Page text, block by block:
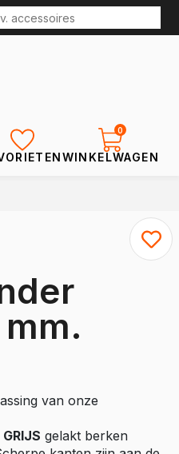
0
WINKELWAGEN
Express
Trafic
Trafic E-Tech
Toyota
ProAce
van onze
GRIJS gelakt berken